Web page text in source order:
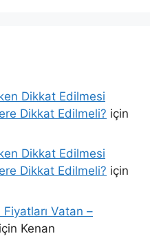
Dikkat Edilmesi
Dikkat Edilmeli? için
Dikkat Edilmesi
Dikkat Edilmeli? için
Vatan –
için Kenan